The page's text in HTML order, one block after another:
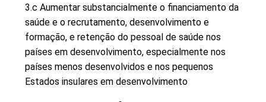
3.c Aumentar substancialmente o financiamento da
saúde e o recrutamento, desenvolvimento e
formação, e retenção do pessoal de saúde nos
países em desenvolvimento, especialmente nos
países menos desenvolvidos e nos pequenos
Estados insulares em desenvolvimento